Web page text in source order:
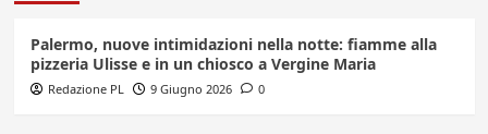
Palermo, nuove intimidazioni nella notte: fiamme alla
pizzeria Ulisse e in un chiosco a Vergine Maria
Redazione PL 9 Giugno 2026 0